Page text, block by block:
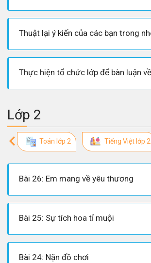
Lớp 2
Toán lớp 2 Tiếng Việt lớp 2
Bài 26: Em mang về yêu thương
Bài 25: Sự tích hoa tỉ muội
Bài 24: Nặn đồ chơi